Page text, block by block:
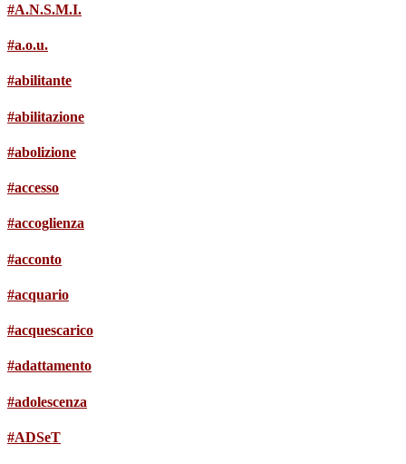
#A.N.S.M.I.
#a.o.u.
#abilitante
#abilitazione
#abolizione
#accesso
#accoglienza
#acconto
#acquario
#acquescarico
#adattamento
#adolescenza
#ADSeT